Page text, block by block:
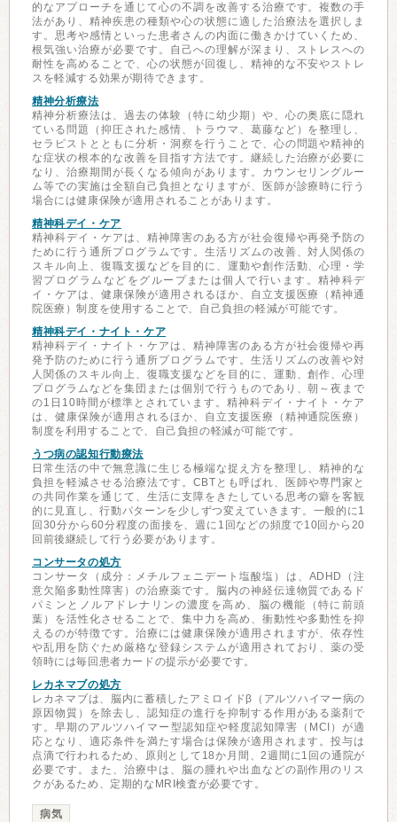
的なアプローチを通じて心の不調を改善する治療です。複数の手
法があり、精神疾患の種類や心の状態に適した治療法を選択しま
す。思考や感情といった患者さんの内面に働きかけていくため、
根気強い治療が必要です。自己への理解が深まり、ストレスへの
耐性を高めることで、心の状態が回復し、精神的な不安やストレ
スを軽減する効果が期待できます。
精神分析療法
精神分析療法は、過去の体験（特に幼少期）や、心の奥底に隠れ
ている問題（抑圧された感情、トラウマ、葛藤など）を整理し、
セラピストとともに分析・洞察を行うことで、心の問題や精神的
な症状の根本的な改善を目指す方法です。継続した治療が必要に
なり、治療期間が長くなる傾向があります。カウンセリングルー
ム等での実施は全額自己負担となりますが、医師が診療時に行う
場合には健康保険が適用されることがあります。
精神科デイ・ケア
精神科デイ・ケアは、精神障害のある方が社会復帰や再発予防の
ために行う通所プログラムです。生活リズムの改善、対人関係の
スキル向上、復職支援などを目的に、運動や創作活動、心理・学
習プログラムなどをグループまたは個人で行います。精神科デ
イ・ケアは、健康保険が適用されるほか、自立支援医療（精神通
院医療）制度を使用することで、自己負担の軽減が可能です。
精神科デイ・ナイト・ケア
精神科デイ・ナイト・ケアは、精神障害のある方が社会復帰や再
発予防のために行う通所プログラムです。生活リズムの改善や対
人関係のスキル向上、復職支援などを目的に、運動、創作、心理
プログラムなどを集団または個別で行うものであり、朝～夜まで
の1日10時間が標準とされています。精神科デイ・ナイト・ケア
は、健康保険が適用されるほか、自立支援医療（精神通院医療）
制度を利用することで、自己負担の軽減が可能です。
うつ病の認知行動療法
日常生活の中で無意識に生じる極端な捉え方を整理し、精神的な
負担を軽減させる治療法です。CBTとも呼ばれ、医師や専門家と
の共同作業を通じて、生活に支障をきたしている思考の癖を客観
的に見直し、行動パターンを少しずつ変えていきます。一般的に1
回30分から60分程度の面接を、週に1回などの頻度で10回から20
回前後継続して行う必要があります。
コンサータの処方
コンサータ（成分：メチルフェニデート塩酸塩）は、ADHD（注
意欠陥多動性障害）の治療薬です。脳内の神経伝達物質であるド
パミンとノルアドレナリンの濃度を高め、脳の機能（特に前頭
葉）を活性化させることで、集中力を高め、衝動性や多動性を抑
えるのが特徴です。治療には健康保険が適用されますが、依存性
や乱用を防ぐため厳格な登録システムが適用されており、薬の受
領時には毎回患者カードの提示が必要です。
レカネマブの処方
レカネマブは、脳内に蓄積したアミロイドβ（アルツハイマー病の
原因物質）を除去し、認知症の進行を抑制する作用がある薬剤で
す。早期のアルツハイマー型認知症や軽度認知障害（MCI）が適
応となり、適応条件を満たす場合は保険が適用されます。投与は
点滴で行われるため、原則として18か月間、2週間に1回の通院が
必要です。また、治療中は、脳の腫れや出血などの副作用のリス
クがあるため、定期的なMRI検査が必要です。
病気